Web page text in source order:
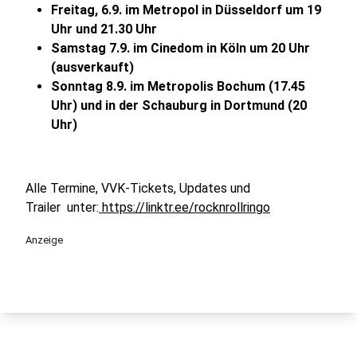
Freitag, 6.9. im Metropol in Düsseldorf um 19
Uhr und 21.30 Uhr
Samstag 7.9. im Cinedom in Köln um 20 Uhr
(ausverkauft)
Sonntag 8.9. im Metropolis Bochum (17.45
Uhr) und in der Schauburg in Dortmund (20
Uhr)
Alle Termine, VVK-Tickets, Updates und
Trailer unter: https://linktr.ee/rocknrollringo
Anzeige